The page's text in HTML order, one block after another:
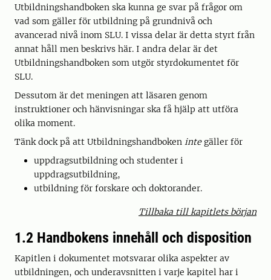
Utbildningshandboken ska kunna ge svar på frågor om
vad som gäller för utbildning på grundnivå och
avancerad nivå inom SLU. I vissa delar är detta styrt från
annat håll men beskrivs här. I andra delar är det
Utbildningshandboken som utgör styrdokumentet för
SLU.
Dessutom är det meningen att läsaren genom
instruktioner och hänvisningar ska få hjälp att utföra
olika moment.
Tänk dock på att Utbildningshandboken integäller för
uppdragsutbildning och studenter i
uppdragsutbildning,
utbildning för forskare och doktorander.
Tillbaka till kapitlets början
1.2 Handbokens innehåll och disposition
Kapitlen i dokumentet motsvarar olika aspekter av
utbildningen, och underavsnitten i varje kapitel har i